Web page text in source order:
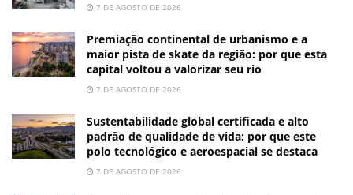
7 DE AGOSTO DE 2026
Premiação continental de urbanismo e a
maior pista de skate da região: por que esta
capital voltou a valorizar seu rio
7 DE AGOSTO DE 2026
Sustentabilidade global certificada e alto
padrão de qualidade de vida: por que este
polo tecnológico e aeroespacial se destaca
7 DE AGOSTO DE 2026